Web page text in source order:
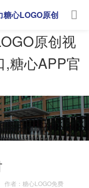
原创视
,糖心APP官
糖心LOGO原创
作者：糖心LOGO免费